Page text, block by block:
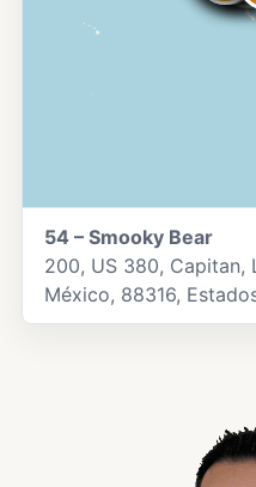
54 – Smooky Bear
200, US 380, Capitan,
México, 88316,